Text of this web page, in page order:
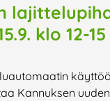
klo 12-15
Kannuksen uuden